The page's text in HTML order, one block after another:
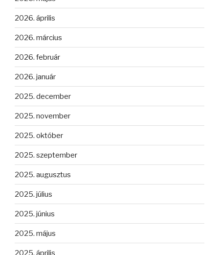
2026. április
2026. március
2026. február
2026. január
2025. december
2025. november
2025. október
2025. szeptember
2025. augusztus
2025. július
2025. június
2025. május
2025. április